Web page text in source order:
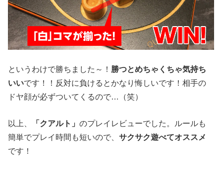
というわけで勝ちました～！ 勝つとめちゃくちゃ気持ち
いいです！！反対に負けるとかなり悔しいです！相手の
ドヤ顔が必ずついてくるので…（笑）
以上、 「クアルト」のプレイレビューでした。ルールも
簡単でプレイ時間も短いので、サクサク遊べてオススメ
です！